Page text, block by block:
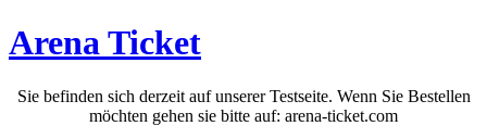
Arena Ticket
Sie befinden sich derzeit auf unserer Testseite. Wenn Sie Bestellen
möchten gehen sie bitte auf: arena-ticket.com